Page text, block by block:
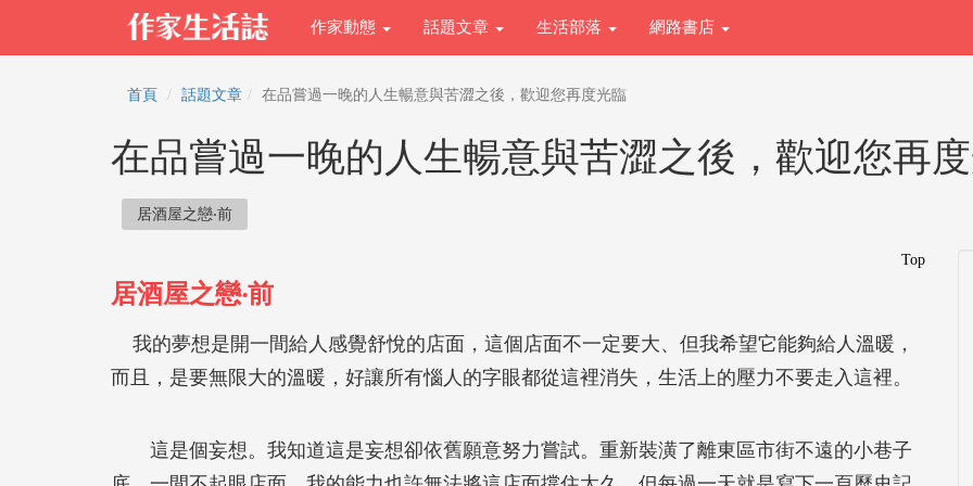
作家動態 話題文章 生活部落 網路書店
首頁 話題文章 在品嘗過一晚的人生暢意與苦澀之後，歡迎您再度光臨
在品嘗過一晚的人生暢意與苦澀之後，歡迎您再
居酒屋之戀‧前
Top
居酒屋之戀‧前
我的夢想是開一間給人感覺舒悅的店面，這個店面不一定要大、但我希望它能夠給人溫暖，
而且，是要無限大的溫暖，好讓所有惱人的字眼都從這裡消失，生活上的壓力不要走入這裡。
這是個妄想。我知道這是妄想卻依舊願意努力嘗試。重新裝潢了離東區市街不遠的小巷子